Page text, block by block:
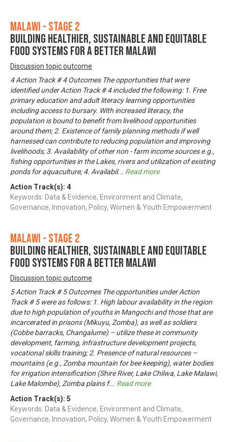
Malawi - Stage 2
Building Healthier, Sustainable and Equitable
Food Systems for a Better Malawi
Discussion topic outcome
4 Action Track # 4 Outcomes The opportunities that were
identified under Action Track # 4 included the following: 1. Free
primary education and adult literacy learning opportunities
including access to bursary. With increased literacy, the
population is bound to benefit from livelihood opportunities
around them; 2. Existence of family planning methods if well
harnessed can contribute to reducing population and improving
livelihoods; 3. Availability of other non - farm income sources e.g.,
fishing opportunities in the Lakes, rivers and utilization of existing
ponds for aquaculture; 4. Availabil... Read more
Action Track(s): 4
Keywords: Data & Evidence, Environment and Climate,
Governance, Innovation, Policy, Women & Youth Empowerment
Malawi - Stage 2
Building Healthier, Sustainable and Equitable
Food Systems for a Better Malawi
Discussion topic outcome
5 Action Track # 5 Outcomes The opportunities under Action
Track # 5 were as follows: 1. High labour availability in the region
due to high population of youths in Mangochi and those that are
incarcerated in prisons (Mikuyu, Zomba), as well as soldiers
(Cobbe barracks, Changalume) – utilize these in community
development, farming, infrastructure development projects,
vocational skills training; 2. Presence of natural resources –
mountains (e.g., Zomba mountain for bee keeping), water bodies
for irrigation intensification (Shire River, Lake Chilwa, Lake Malawi,
Lake Malombe), Zomba plains f... Read more
Action Track(s): 5
Keywords: Data & Evidence, Environment and Climate,
Governance, Innovation, Policy, Women & Youth Empowerment